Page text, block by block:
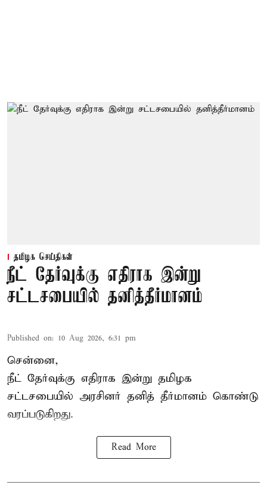
தமிழக செய்திகள்
நீட் தேர்வுக்கு எதிராக இன்று
சட்டசபையில் தனித்தீர்மானம்
Published on: 10 Aug 2026, 6:31 pm
சென்னை,
நீட் தேர்வுக்கு எதிராக இன்று தமிழக
சட்டசபையில் அரசினர் தனித் தீர்மானம் கொண்டு
வரப்படுகிறது.
Read More